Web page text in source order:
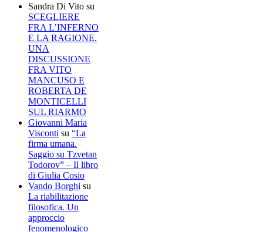
Sandra Di Vito su
SCEGLIERE
FRA L’INFERNO
E LA RAGIONE.
UNA
DISCUSSIONE
FRA VITO
MANCUSO E
ROBERTA DE
MONTICELLI
SUL RIARMO
Giovanni Maria
Visconti su “La
firma umana.
Saggio su Tzvetan
Todorov” – Il libro
di Giulia Cosio
Vando Borghi su
La riabilitazione
filosofica. Un
approccio
fenomenologico